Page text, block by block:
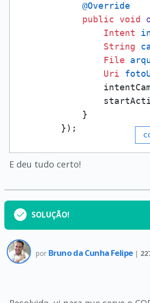
@Override
public
void
Intent
String
File
Uri
            }
        });
E deu tudo certo!
SOLUÇÃO!
por Bruno da Cunha Felipe |